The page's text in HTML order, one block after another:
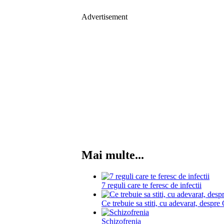
Advertisement
Mai multe...
7 reguli care te feresc de infectii
Ce trebuie sa stiti, cu adevarat,
Schizofrenia